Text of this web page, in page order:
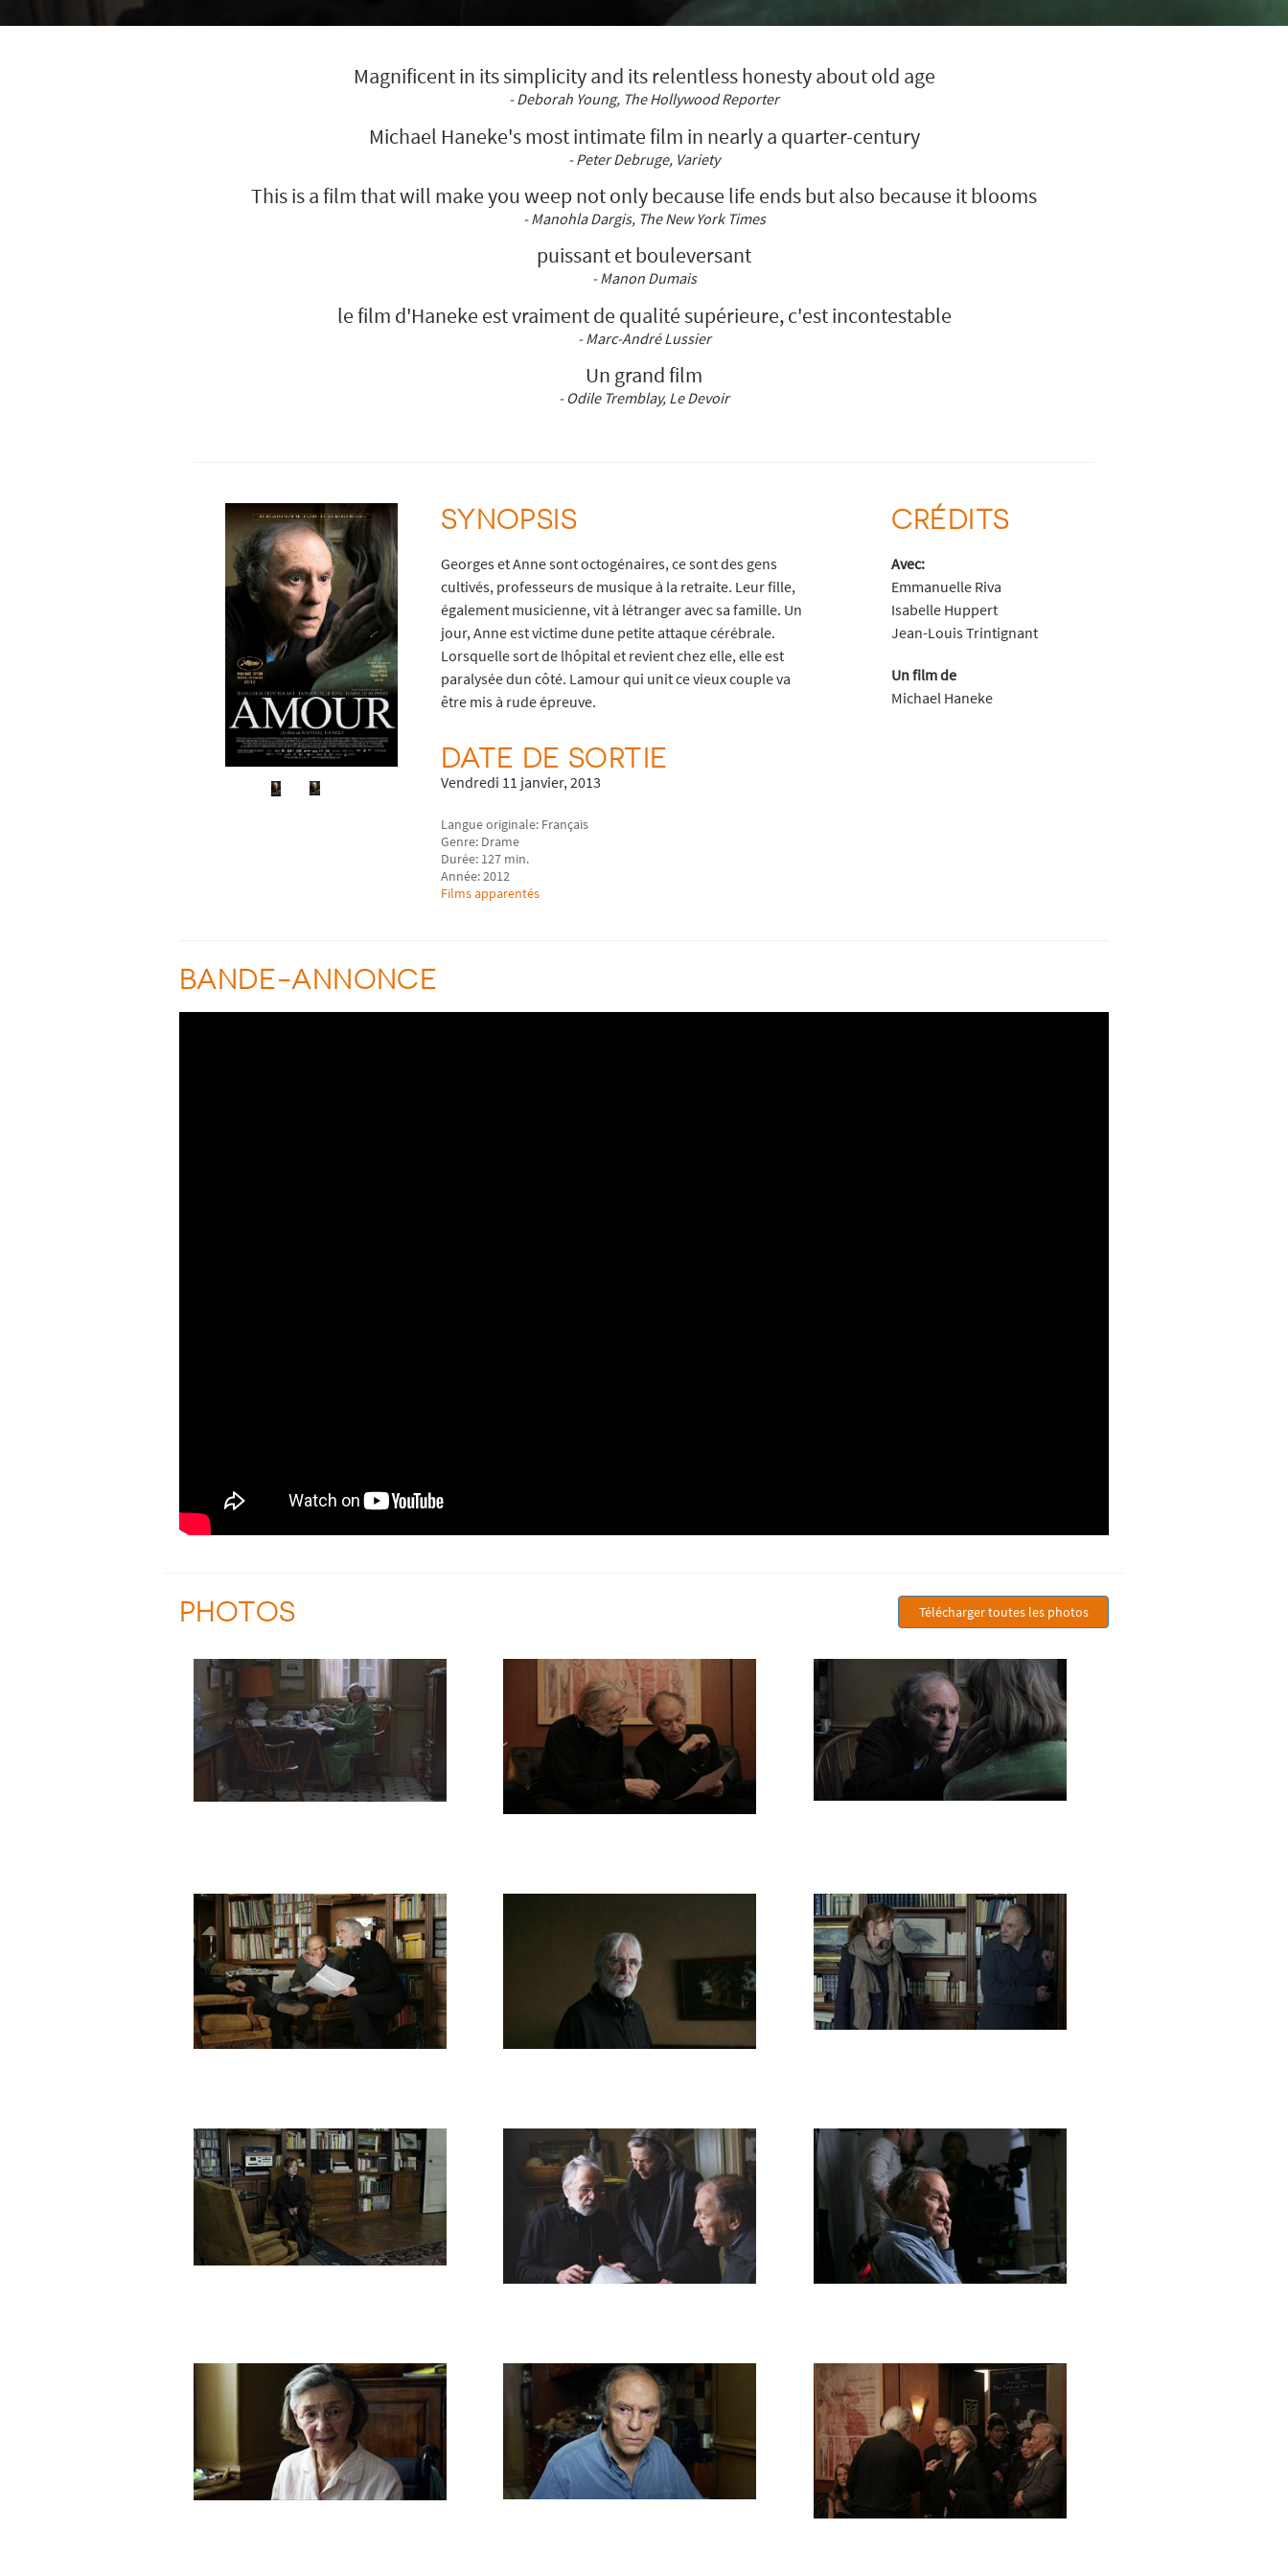
Magnificent in its simplicity and its relentless honesty about old age
- Deborah Young, The Hollywood Reporter
Michael Haneke's most intimate film in nearly a quarter-century
- Peter Debruge, Variety
This is a film that will make you weep not only because life ends but also because it blooms
- Manohla Dargis, The New York Times
puissant et bouleversant
- Manon Dumais
le film d'Haneke est vraiment de qualité supérieure, c'est incontestable
- Marc-André Lussier
Un grand film
- Odile Tremblay, Le Devoir
SYNOPSIS
Georges et Anne sont octogénaires, ce sont des gens
cultivés, professeurs de musique à la retraite. Leur fille,
également musicienne, vit à létranger avec sa famille. Un
jour, Anne est victime dune petite attaque cérébrale.
Lorsquelle sort de lhôpital et revient chez elle, elle est
paralysée dun côté. Lamour qui unit ce vieux couple va
être mis à rude épreuve.
DATE DE SORTIE
Vendredi 11 janvier, 2013
Langue originale: Français
Genre: Drame
Durée: 127 min.
Année: 2012
Films apparentés
CRÉDITS
Avec:
Emmanuelle Riva
Isabelle Huppert
Jean-Louis Trintignant
Un film de
Michael Haneke
BANDE-ANNONCE
PHOTOS Télécharger toutes les photos